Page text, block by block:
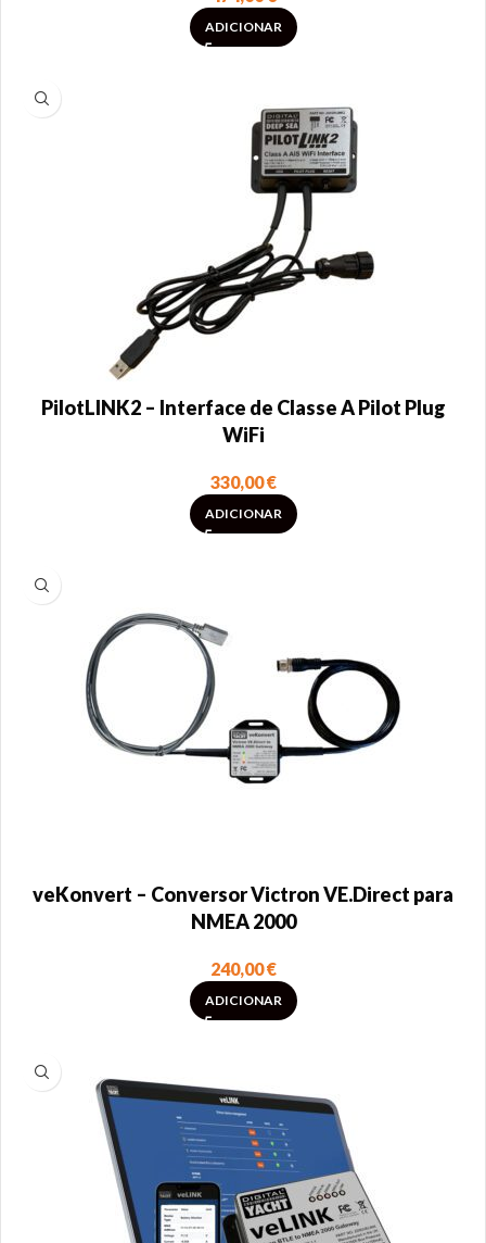
ADICIONAR
PilotLINK2 – Interface de Classe A Pilot Plug
WiFi
330,00€
ADICIONAR
veKonvert – Conversor Victron VE.Direct para
NMEA 2000
240,00€
ADICIONAR